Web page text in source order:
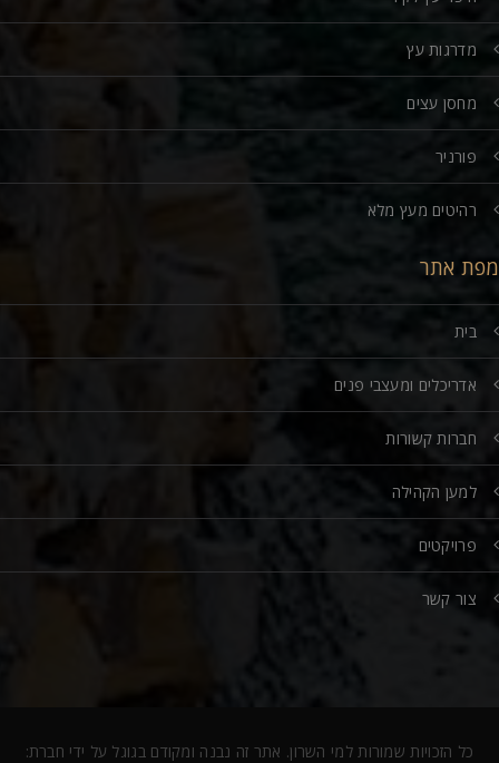
מדרגות עץ
מחסן עצים
פורניר
רהיטים מעץ מלא
מפת אתר
בית
אדריכלים ומעצבי פנים
חברות קשורות
למען הקהילה
פרויקטים
צור קשר
כל הזכויות שמורות למי השרון. אתר זה נבנה ומקודם בגוגל על ידי חברת: